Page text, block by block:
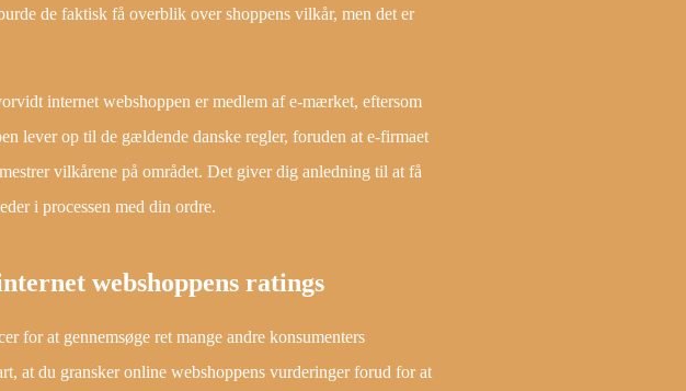
de faktisk få overblik over shoppens vilkår, men det er
internet webshoppen er medlem af e-mærket, eftersom
lever op til de gældende danske regler, foruden at e-firmaet
vilkårene på området. Det giver dig anledning til at få
i processen med din ordre.
webshoppens ratings
for at gennemsøge ret mange andre konsumenters
at du gransker online webshoppens vurderinger forud for at